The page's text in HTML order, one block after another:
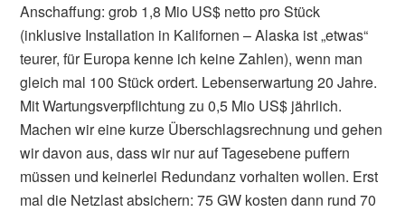
Anschaffung: grob 1,8 Mio US$ netto pro Stück
(inklusive Installation in Kalifornen – Alaska ist „etwas“
teurer, für Europa kenne ich keine Zahlen), wenn man
gleich mal 100 Stück ordert. Lebenserwartung 20 Jahre.
Mit Wartungsverpflichtung zu 0,5 Mio US$ jährlich.
Machen wir eine kurze Überschlagsrechnung und gehen
wir davon aus, dass wir nur auf Tagesebene puffern
müssen und keinerlei Redundanz vorhalten wollen. Erst
mal die Netzlast absichern: 75 GW kosten dann rund 70